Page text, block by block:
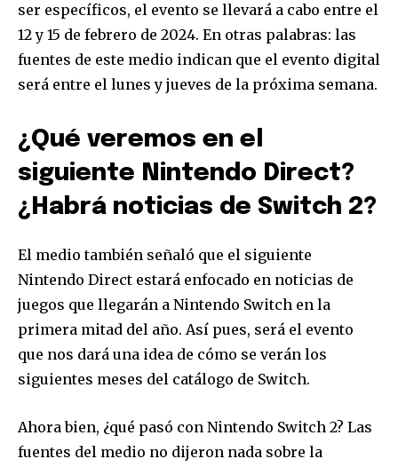
ser específicos, el evento se llevará a cabo entre el
12 y 15 de febrero de 2024. En otras palabras: las
fuentes de este medio indican que el evento digital
será entre el lunes y jueves de la próxima semana.
¿Qué veremos en el
siguiente Nintendo Direct?
¿Habrá noticias de Switch 2?
El medio también señaló que el siguiente
Nintendo Direct estará enfocado en noticias de
juegos que llegarán a Nintendo Switch en la
primera mitad del año. Así pues, será el evento
que nos dará una idea de cómo se verán los
siguientes meses del catálogo de Switch.
Ahora bien, ¿qué pasó con Nintendo Switch 2? Las
fuentes del medio no dijeron nada sobre la